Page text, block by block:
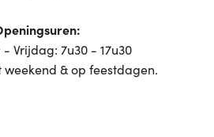
Vrijdag: 7u30 - 17u30
weekend & op feestdagen.